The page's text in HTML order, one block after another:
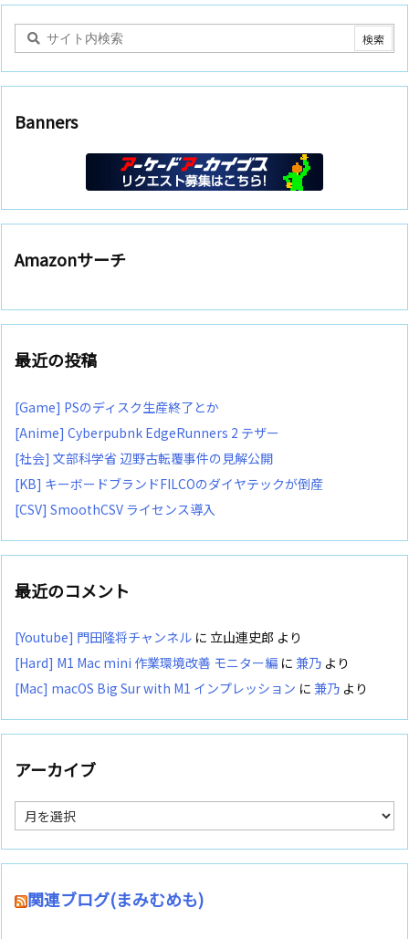
Banners
Amazonサーチ
最近の投稿
[Game] PSのディスク生産終了とか
[Anime] Cyberpubnk EdgeRunners 2 テザー
[社会] 文部科学省 辺野古転覆事件の見解公開
[KB] キーボードブランドFILCOのダイヤテックが倒産
[CSV] SmoothCSV ライセンス導入
最近のコメント
[Youtube] 門田隆将チャンネル に 立山連史郎 より
[Hard] M1 Mac mini 作業環境改善 モニター編 に 兼乃 より
[Mac] macOS Big Sur with M1 インプレッション に 兼乃 より
アーカイブ
ア
ー
カ
イ
関連ブログ(まみむめも)